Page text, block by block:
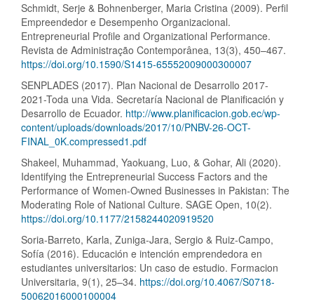
Schmidt, Serje & Bohnenberger, Maria Cristina (2009). Perfil
Empreendedor e Desempenho Organizacional.
Entrepreneurial Profile and Organizational Performance.
Revista de Administração Contemporânea, 13(3), 450–467.
https://doi.org/10.1590/S1415-65552009000300007
SENPLADES (2017). Plan Nacional de Desarrollo 2017-
2021-Toda una Vida. Secretaría Nacional de Planificación y
Desarrollo de Ecuador. http://www.planificacion.gob.ec/wp-
content/uploads/downloads/2017/10/PNBV-26-OCT-
FINAL_0K.compressed1.pdf
Shakeel, Muhammad, Yaokuang, Luo, & Gohar, Ali (2020).
Identifying the Entrepreneurial Success Factors and the
Performance of Women-Owned Businesses in Pakistan: The
Moderating Role of National Culture. SAGE Open, 10(2).
https://doi.org/10.1177/2158244020919520
Soria-Barreto, Karla, Zuniga-Jara, Sergio & Ruiz-Campo,
Sofía (2016). Educación e intención emprendedora en
estudiantes universitarios: Un caso de estudio. Formacion
Universitaria, 9(1), 25–34. https://doi.org/10.4067/S0718-
50062016000100004